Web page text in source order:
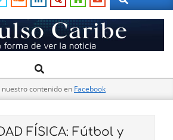
Search
contenido en Facebook
FÍSICA: Fútbol y